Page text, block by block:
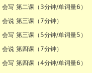
会写 第二课（3分钟/单词量6）
会说 第三课（7分钟）
会写 第三课（5分钟/单词量5）
会说 第四课（7分钟）
会写 第四课（4分钟/单词量6）